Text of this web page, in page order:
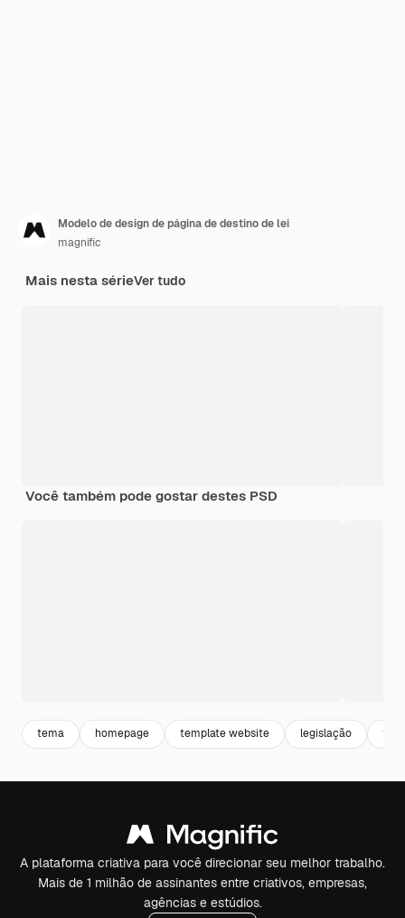
Modelo de design de página de destino de lei
magnific
Mais nesta sérieVer tudo
Você também pode gostar destes PSD
tema homepage template website legislação
A plataforma criativa para você direcionar seu melhor trabalho.
Mais de 1 milhão de assinantes entre criativos, empresas,
agências e estúdios.